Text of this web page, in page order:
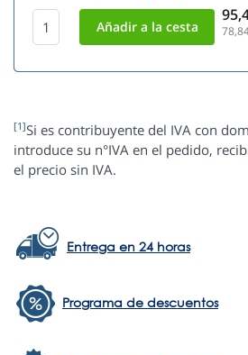
[1]Si es contribuyente del IVA con
introduce su n°IVA en el pedido,
el precio sin IVA.
Entrega en 24 horas
Programa de descuentos